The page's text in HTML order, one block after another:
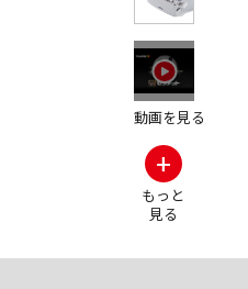
動画を見る
+
もっと
見る